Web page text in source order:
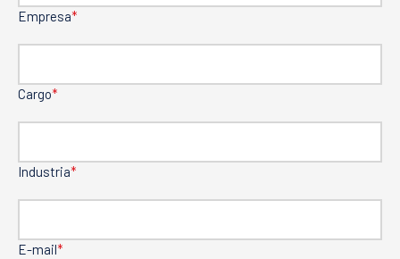
Empresa*
Cargo*
Industria*
E-mail*